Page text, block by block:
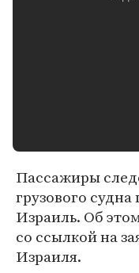
Пассажиры
грузового
Израиль. Об
со ссылкой на
Израиля.